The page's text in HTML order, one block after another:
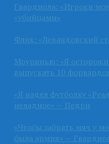
Гвардиола: «Игроки
«убийцами»
Флик: «Левандовский
Моуринью: «Я
выпускать 10
«Я надел футболку
неладное» — Педри
«Чтобы забрать мяч у
была армия» —